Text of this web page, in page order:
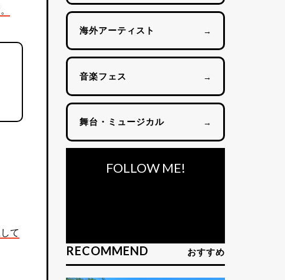
て
海外アーティスト →
音楽フェス →
舞台・ミュージカル →
FOLLOW ME!
RECOMMEND おすすめ